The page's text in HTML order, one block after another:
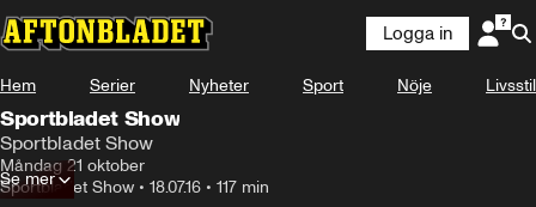
Denna videofil kan inte spelas.
Fel kod:232011
Logga in
Hem Serier Nyheter Sport Nöje Livsstil
Sportbladet Show
Sportbladet Show
Måndag 21 oktober
Sportbladet Show • 18.07.16 • 117 min
Se mer